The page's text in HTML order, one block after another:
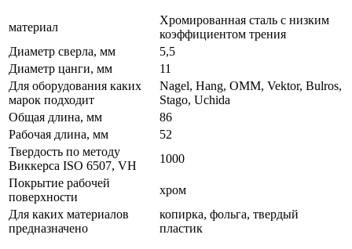
материал
Хромированная сталь с низким
коэффициентом трения
Диаметр сверла, мм
5,5
Диаметр цанги, мм
11
Для оборудования каких
марок подходит
Nagel, Hang, OMM, Vektor, Bulros,
Stago, Uchida
Общая длина, мм
86
Рабочая длина, мм
52
Твердость по методу
Виккерса ISO 6507, VH
1000
Покрытие рабочей
поверхности
хром
Для каких материалов
предназначено
копирка, фольга, твердый
пластик